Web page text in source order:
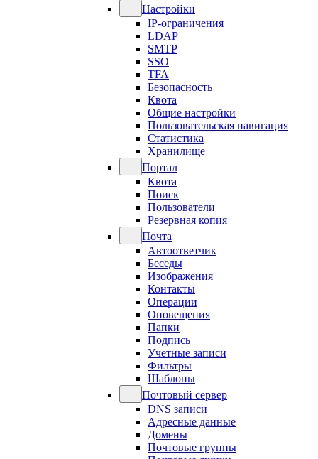
Настройки
IP-ограничения
LDAP
SMTP
SSO
TFA
Безопасность
Квота
Общие настройки
Пользовательская навигация
Статистика
Хранилище
Портал
Квота
Поиск
Пользователи
Резервная копия
Почта
Автоответчик
Беседы
Изображения
Контакты
Операции
Оповещения
Папки
Подпись
Учетные записи
Фильтры
Шаблоны
Почтовый сервер
DNS записи
Адресные данные
Домены
Почтовые группы